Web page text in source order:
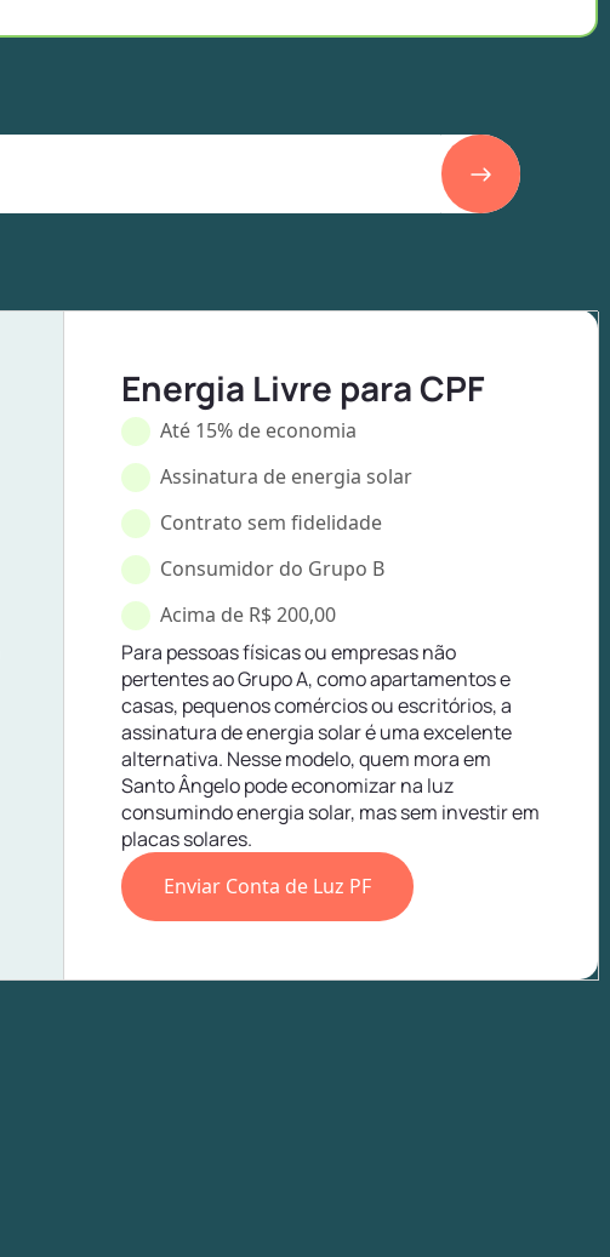
Energia Livre para CPF
Até 15% de economia
Assinatura de energia solar
Contrato sem fidelidade
Consumidor do Grupo B
Acima de R$ 200,00
Para pessoas físicas ou empresas não
pertentes ao Grupo A, como apartamentos e
casas, pequenos comércios ou escritórios, a
assinatura de energia solar é uma excelente
alternativa. Nesse modelo, quem mora em
Santo Ângelo pode economizar na luz
consumindo energia solar, mas sem investir em
placas solares.
Enviar Conta de Luz PF